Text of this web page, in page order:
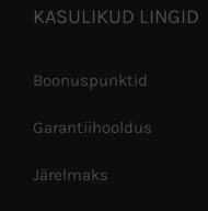
KASULIKUD LINGID
Boonuspunktid
Garantiihooldus
Järelmaks